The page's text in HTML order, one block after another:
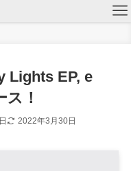
Lights EP, e
！
2022年3月30日